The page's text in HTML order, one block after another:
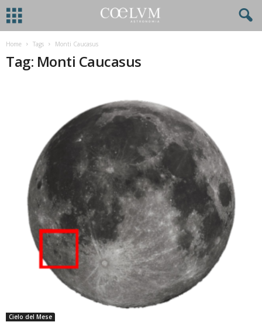
Home Tags Monti Caucasus
Tag: Monti Caucasus
Cielo del Mese